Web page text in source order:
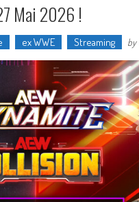
Mai 2026 !
ex WWE Streaming by